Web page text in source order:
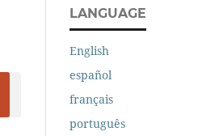
LANGUAGE
English
español
français
português